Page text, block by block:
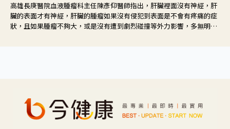
高雄長庚醫院血液腫瘤科主任陳彥仰醫師指出，肝臟裡面沒有神經，肝
臟的表面才有神經，肝臟的腫瘤如果沒有侵犯到表面是不會有疼痛的症
狀，且如果腫瘤不夠大，或是沒有遭到劇烈碰撞等外力影響，多無明顯